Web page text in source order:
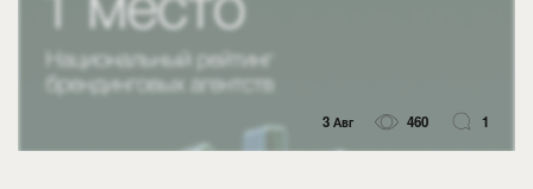
3 Авг 460 1